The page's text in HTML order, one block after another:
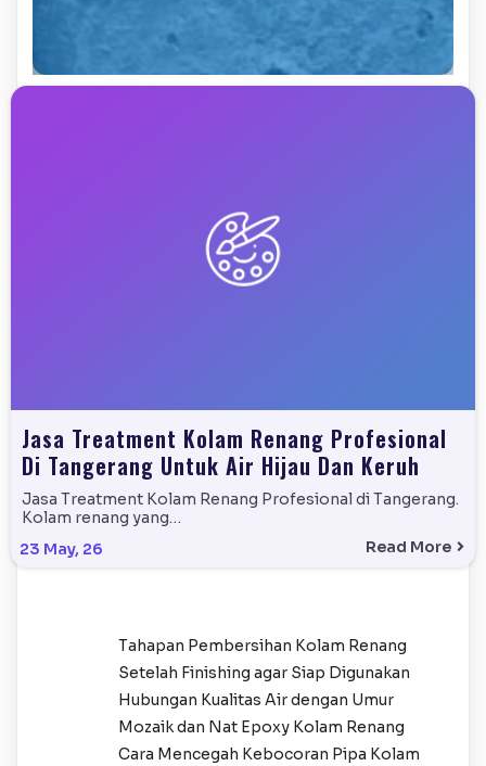
Jasa Treatment Kolam Renang Profesional
Di Tangerang Untuk Air Hijau Dan Keruh
23 May, 26
Jasa Treatment Kolam Renang Profesional di Tangerang.
Kolam renang yang…
Read More
Tahapan Pembersihan Kolam Renang
Setelah Finishing agar Siap Digunakan
Hubungan Kualitas Air dengan Umur
Mozaik dan Nat Epoxy Kolam Renang
Cara Mencegah Kebocoran Pipa Kolam